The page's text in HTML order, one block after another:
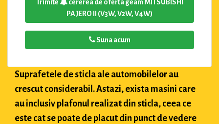
Trimite
cererea de oferta geam MITSUBISHI
PAJERO II (V3W, V2W, V4W)
Suna acum
Suprafetele de sticla ale automobilelor au
crescut considerabil. Astazi, exista masini care
au inclusiv plafonul realizat din sticla, ceea ce
este cat se poate de placut din punct de vedere